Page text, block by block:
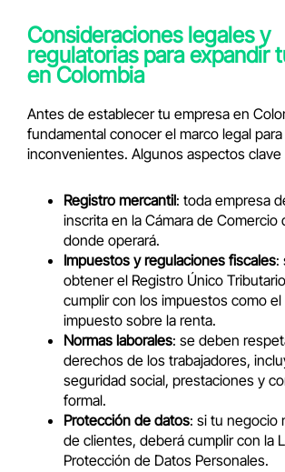
Consideraciones legales y
regulatorias para expandir
en Colombia
Antes de establecer tu empresa en
fundamental conocer el marco legal
inconvenientes. Algunos aspectos clave
Registro mercantil: toda empresa
inscrita en la Cámara de Comercio
donde operará.
Impuestos y regulaciones fiscales:
obtener el Registro Único
cumplir con los impuestos como el
impuesto sobre la renta.
Normas laborales: se deben
derechos de los trabajadores,
seguridad social, prestaciones y
formal.
Protección de datos: si tu negocio
de clientes, deberá cumplir con la
Protección de Datos Personales.